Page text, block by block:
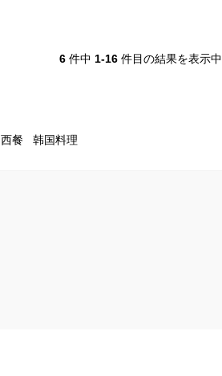
6 件中 1-16 件目の結果を表示中
西餐 韩国料理